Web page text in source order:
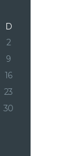
D
2
9
16
23
30